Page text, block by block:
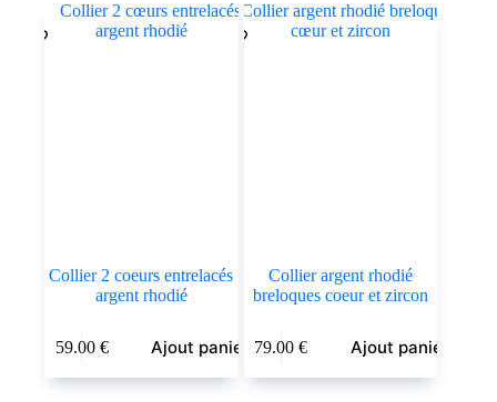
Collier 2 coeurs entrelacés
argent rhodié
59.00 € Ajout panier
Collier argent rhodié
breloques coeur et zircon
79.00€ Ajout panier